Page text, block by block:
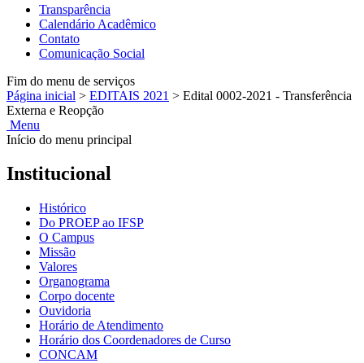
Transparência
Calendário Acadêmico
Contato
Comunicação Social
Fim do menu de serviços
Página inicial > EDITAIS 2021 > Edital 0002-2021 - Transferência
Externa e Reopção
Menu
Início do menu principal
Institucional
Histórico
Do PROEP ao IFSP
O Campus
Missão
Valores
Organograma
Corpo docente
Ouvidoria
Horário de Atendimento
Horário dos Coordenadores de Curso
CONCAM